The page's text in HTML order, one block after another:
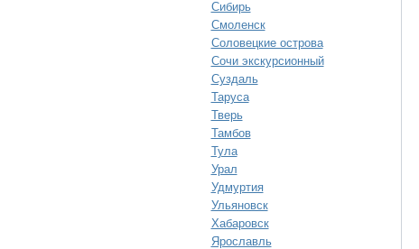
Сибирь
Смоленск
Соловецкие острова
Сочи экскурсионный
Суздаль
Таруса
Тверь
Тамбов
Тула
Урал
Удмуртия
Ульяновск
Хабаровск
Ярославль